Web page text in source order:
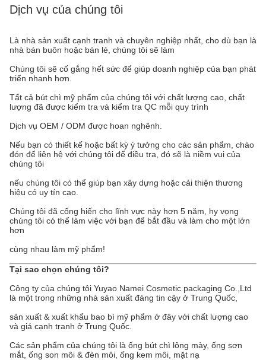
Dịch vụ của chúng tôi
Là nhà sản xuất cạnh tranh và chuyên nghiệp nhất, cho dù bạn là
nhà bán buôn hoặc bán lẻ, chúng tôi sẽ làm
Chúng tôi sẽ cố gắng hết sức để giúp doanh nghiệp của bạn phát
triển nhanh hơn.
Tất cả bút chì mỹ phẩm của chúng tôi với chất lượng cao, chất
lượng đã được kiểm tra và kiểm tra QC mỗi quy trình
Dịch vụ OEM / ODM được hoan nghênh.
Nếu bạn có thiết kế hoặc bất kỳ ý tưởng cho các sản phẩm, chào
đón để liên hệ với chúng tôi để điều tra, đó sẽ là niềm vui của
chúng tôi
nếu chúng tôi có thể giúp bạn xây dựng hoặc cải thiện thương
hiệu có uy tín cao.
Chúng tôi đã cống hiến cho lĩnh vực này hơn 5 năm, hy vọng
chúng tôi có thể làm việc với bạn để bắt đầu và làm cho một lớn
hơn
cùng nhau làm mỹ phẩm!
Tại sao chọn chúng tôi?
Công ty của chúng tôi Yuyao Namei Cosmetic packaging Co.,Ltd
là một trong những nhà sản xuất đáng tin cậy ở Trung Quốc,
sản xuất & xuất khẩu bao bì mỹ phẩm ở đây với chất lượng cao
và giá cạnh tranh ở Trung Quốc.
Các sản phẩm của chúng tôi là ống bút chì lông mày, ống sơn
mắt, ống son môi & đèn môi, ống kem môi, mặt nạ